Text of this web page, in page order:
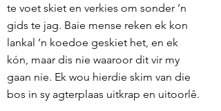
te voet skiet en verkies om sonder ’n
gids te jag. Baie mense reken ek kon
lankal ’n koedoe geskiet het, en ek
kón, maar dis nie waaroor dit vir my
gaan nie. Ek wou hierdie skim van die
bos in sy agterplaas uitkrap en uitoorlê.